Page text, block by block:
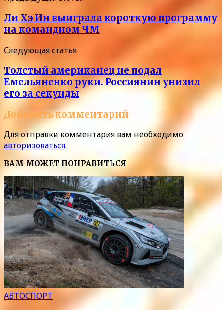
Ли Хэ Ин выиграла короткую программу
на командном ЧМ
Следующая статья
Толстый американец не подал
Емельяненко руки. Россиянин унизил
его за секунды
Добавить комментарий
Для отправки комментария вам необходимо
авторизоваться.
ВАМ МОЖЕТ ПОНРАВИТЬСЯ
АВТОСПОРТ